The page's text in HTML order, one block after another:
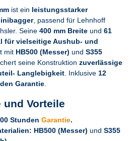
ist ein leistungsstarker
, passend für Lehnhoff
Seine 400 mm Breite und 61
für vielseitige Aushub- und
mit HB500 (Messer) und S355
seine Konstruktion zuverlässige
Langlebigkeit . Inklusive 12
Garantie
und Vorteile
Stunden Garantie.
HB500 (Messer) und S355